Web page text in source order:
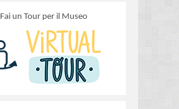
Fai un Tour per il Museo